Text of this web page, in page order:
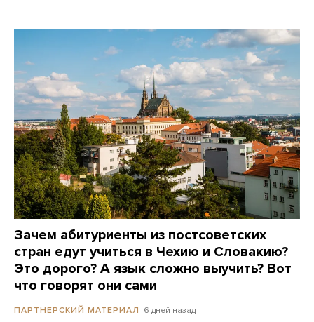
Зачем абитуриенты из постсоветских
стран едут учиться в Чехию и Словакию?
Это дорого? А язык сложно выучить? Вот
что говорят они сами
ПАРТНЕРСКИЙ МАТЕРИАЛ 6 дней назад